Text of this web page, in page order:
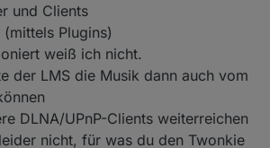
und Clients
Plugins)
weiß ich nicht.
der LMS die Musik dann auch vom
DLNA/UPnP-Clients weiterreichen
nicht, für was du den Twonkie